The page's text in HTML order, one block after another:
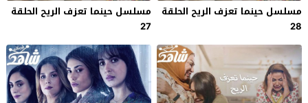
مسلسل حينما تعزف الريح الحلقة
28
مسلسل حينما تعزف الريح الحلقة
27